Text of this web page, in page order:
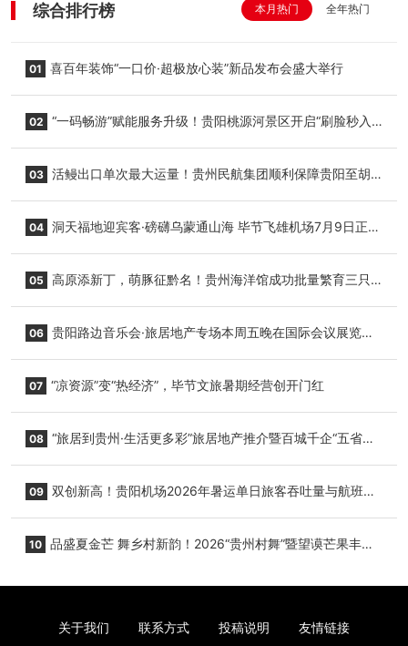
综合排行榜 本月热门 全年热门
01 喜百年装饰“一口价·超极放心装”新品发布会盛大举行
02 “一码畅游”赋能服务升级！贵阳桃源河景区开启“刷脸秒入
03 活鳗出口单次最大运量！贵州民航集团顺利保障贵阳至胡
04 洞天福地迎宾客·磅礴乌蒙通山海 毕节飞雄机场7月9日正式
05 高原添新丁，萌豚征黔名！贵州海洋馆成功批量繁育三只
06 贵阳路边音乐会·旅居地产专场本周五晚在国际会议展览中
07 “凉资源”变“热经济”，毕节文旅暑期经营创开门红
08 “旅居到贵州·生活更多彩”旅居地产推介暨百城千企“五省
09 双创新高！贵阳机场2026年暑运单日旅客吞吐量与航班起
10 品盛夏金芒 舞乡村新韵！2026“贵州村舞”暨望谟芒果丰收
关于我们 联系方式 投稿说明 友情链接